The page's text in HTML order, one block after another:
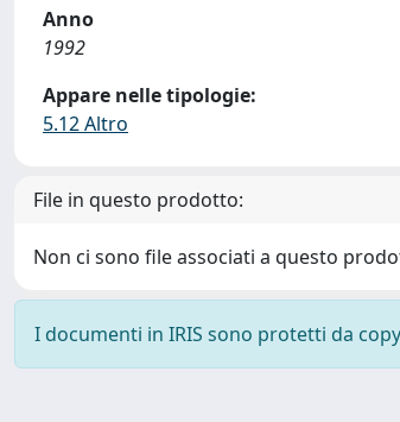
Anno
1992
Appare nelle tipologie:
5.12 Altro
File in questo prodotto:
Non ci sono file associati a questo
I documenti in IRIS sono protetti da